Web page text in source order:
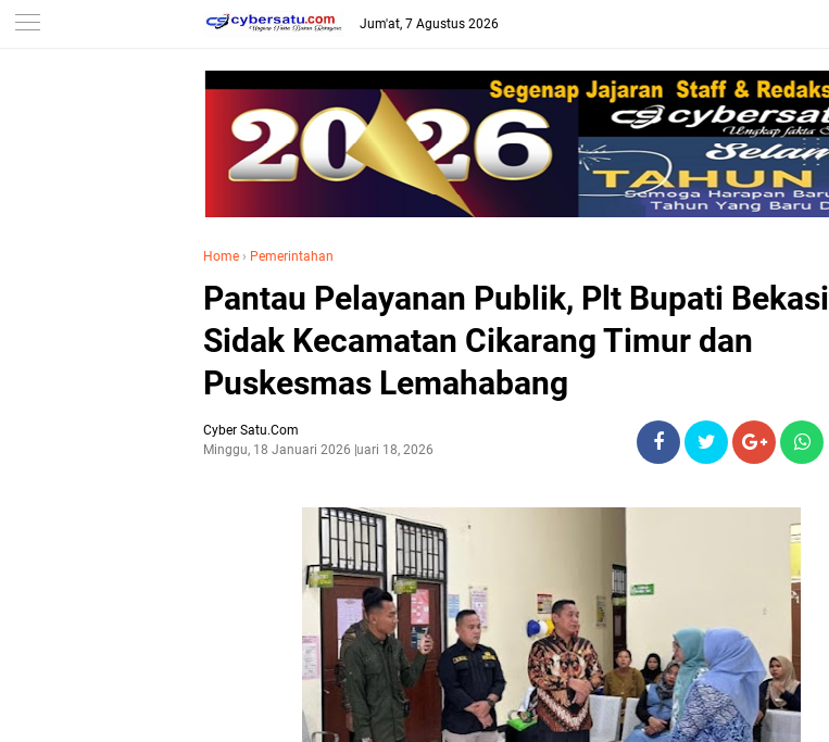
Jum'at, 7 Agustus 2026
Home › Pemerintahan
Pantau Pelayanan Publik, Plt Bupati Bekasi
Sidak Kecamatan Cikarang Timur dan
Puskesmas Lemahabang
Cyber Satu.Com
Minggu, 18 Januari 2026Januari 18, 2026